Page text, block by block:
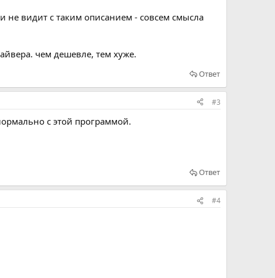
не видит с таким описанием - совсем смысла
чем дешевле, тем хуже.
Ответ
#3
с этой программой.
Ответ
#4